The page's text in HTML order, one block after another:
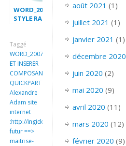
WORD_2007_CREER
STYLE RAPIDE
Taggé
WORD_2007_CREER
ET INSERER
COMPOSANTS
QUICKPART
Alexandre
Adam site
internet
:http://ingideo.sharepoint.com
futur ==>
maitrise-
août 2021 (1)
juillet 2021 (1)
janvier 2021 (1)
décembre 2020
juin 2020 (2)
mai 2020 (9)
avril 2020 (11)
mars 2020 (12)
février 2020 (9)